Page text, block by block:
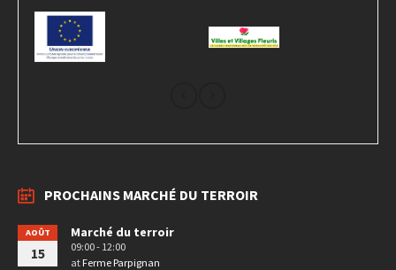
PROCHAINS MARCHÉ DU TERROIR
AOÛT
15
Marché du terroir
09:00 - 12:00
at Ferme Parpignan